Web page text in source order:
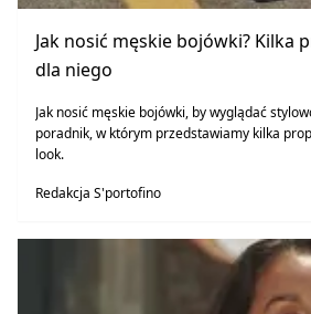
Jak nosić męskie bojówki? Kilka
dla niego
Jak nosić męskie bojówki, by wyglądać
poradnik, w którym przedstawiamy kilka
look.
Redakcja S'portofino